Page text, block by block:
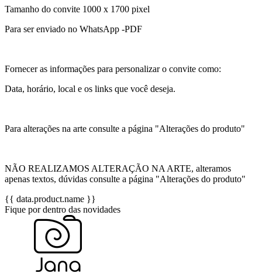
Tamanho do convite 1000 x 1700 pixel
Para ser enviado no WhatsApp -PDF
Fornecer as informações para personalizar o convite como:
Data, horário, local e os links que você deseja.
Para alterações na arte consulte a página "Alterações do produto"
NÃO REALIZAMOS ALTERAÇÃO NA ARTE, alteramos
apenas textos, dúvidas consulte a página "Alterações do produto"
{{ data.product.name }}
Fique por dentro das novidades